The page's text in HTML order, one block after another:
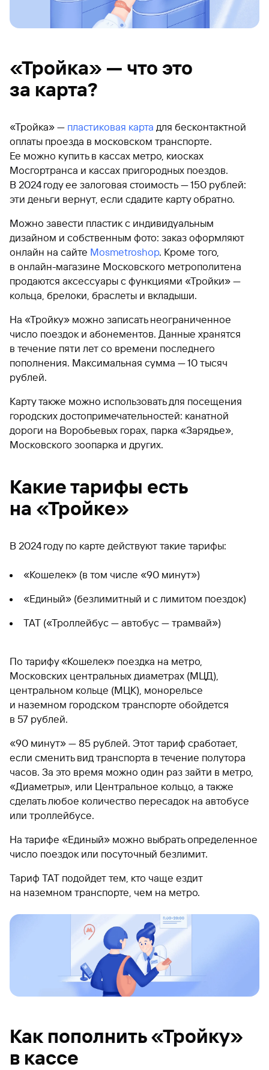
«Тройка» — что это
за карта?
«Тройка» — пластиковая карта для бесконтактной
оплаты проезда в московском транспорте.
Ее можно купить в кассах метро, киосках
Мосгортранса и кассах пригородных поездов.
В 2024 году ее залоговая стоимость — 150 рублей:
эти деньги вернут, если сдадите карту обратно.
Можно завести пластик с индивидуальным
дизайном и собственным фото: заказ оформляют
онлайн на сайте Mosmetroshop. Кроме того,
в онлайн-магазине Московского метрополитена
продаются аксессуары с функциями «Тройки» —
кольца, брелоки, браслеты и вкладыши.
На «Тройку» можно записать неограниченное
число поездок и абонементов. Данные хранятся
в течение пяти лет со времени последнего
пополнения. Максимальная сумма — 10 тысяч
рублей.
Карту также можно использовать для посещения
городских достопримечательностей: канатной
дороги на Воробьевых горах, парка «Зарядье»,
Московского зоопарка и других.
Какие тарифы есть
на «Тройке»
В 2024 году по карте действуют такие тарифы:
«Кошелек» (в том числе «90 минут»)
«Единый» (безлимитный и с лимитом поездок)
ТАТ («Троллейбус — автобус — трамвай»)
По тарифу «Кошелек» поездка на метро,
Московских центральных диаметрах (МЦД),
центральном кольце (МЦК), монорельсе
и наземном городском транспорте обойдется
в 57 рублей.
«90 минут» — 85 рублей. Этот тариф сработает,
если сменить вид транспорта в течение полутора
часов. За это время можно один раз зайти в метро,
«Диаметры», или Центральное кольцо, а также
сделать любое количество пересадок на автобусе
или троллейбусе.
На тарифе «Единый» можно выбрать определенное
число поездок или посуточный безлимит.
Тариф ТАТ подойдет тем, кто чаще ездит
на наземном транспорте, чем на метро.
Как пополнить «Тройку»
в кассе